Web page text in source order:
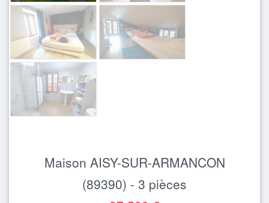
Maison AISY-SUR-ARMANCON
(89390) - 3 pièces